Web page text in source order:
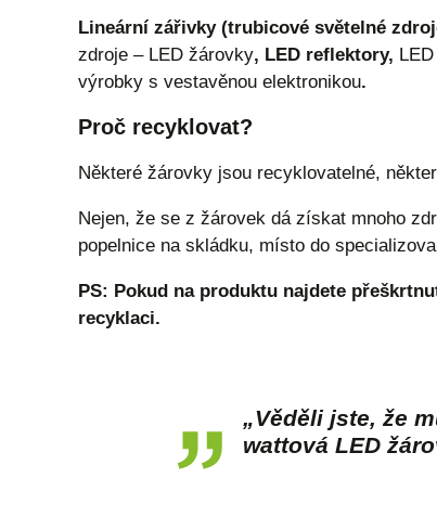
Lineární zářivky (trubicové světelné
zdroje – LED žárovky, LED reflektory,
výrobky s vestavěnou elektronikou.
Proč recyklovat?
Některé žárovky jsou recyklovatelné,
Nejen, že se z žárovek dá získat mnoho
popelnice na skládku, místo do
PS: Pokud na produktu najdete
recyklaci.
„Věděli jste, že
wattová LED